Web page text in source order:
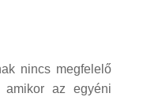
nincs megfelelő
az egyéni